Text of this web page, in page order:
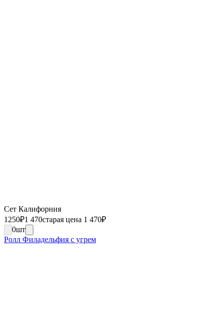
Сет Калифорния
1250₽1 470старая цена 1 470₽
0шт
Ролл Филадельфия с угрем